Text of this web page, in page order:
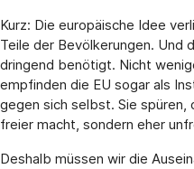
Kurz: Die europäische Idee
Teile der Bevölkerungen. Und
dringend benötigt. Nicht
empfinden die EU sogar als
gegen sich selbst. Sie spüren,
freier macht, sondern eher
Deshalb müssen wir die